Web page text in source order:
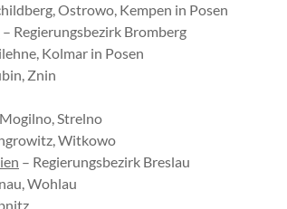
Ostrowo, Kempen in Posen
– Regierungsbezirk Bromberg
Kolmar in Posen
Znin
Strelno
Witkowo
– Regierungsbezirk Breslau
Wohlau